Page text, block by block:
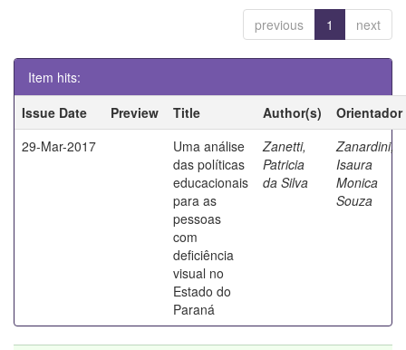
previous 1 next
Item hits:
Issue Date
Preview Title Author(s)
Orientador
29-Mar-2017
Uma análise
das políticas
educacionais
para as
pessoas
com
deficiência
visual no
Estado do
Paraná
Zanetti,
Patricia
da Silva
Zanardini,
Isaura
Monica
Souza